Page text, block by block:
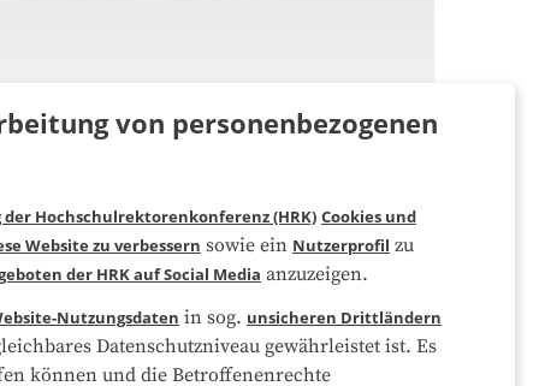
Folgen Sie uns
von personenbezogenen
Hochschulrektorenkonferenz (HRK) Cookies und
Website zu verbessern sowie ein Nutzerprofil zu
der HRK auf Social Media anzuzeigen.
Nutzungsdaten in sog. unsicheren Drittländern
Datenschutzniveau gewährleistet ist. Es
können und die Betroffenenrechte